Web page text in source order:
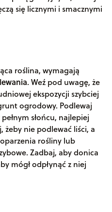
się licznymi i smacznymi
roślina, wymagają
. Weź pod uwagę, że
ekspozycji szybciej
ogrodowy. Podlewaj
słońcu, najlepiej
żeby nie podlewać liści, a
rośliny lub
Zadbaj, aby donica
mógł odpłynąć z niej